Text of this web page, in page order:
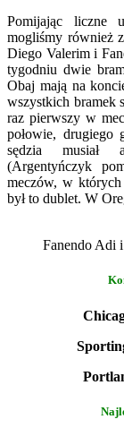
Pomijając liczne
mogliśmy również
Diego Valerim i
tygodniu dwie
Obaj mają na
wszystkich bramek
raz pierwszy w
połowie, drugiego
sędzia musiał
(Argentyńczyk
meczów, w
był to dublet. W
Fanendo Adi